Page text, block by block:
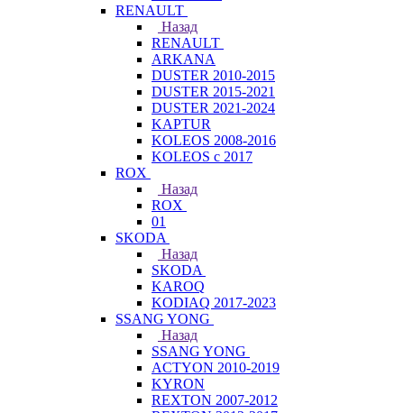
RENAULT
Назад
RENAULT
ARKANA
DUSTER 2010-2015
DUSTER 2015-2021
DUSTER 2021-2024
KAPTUR
KOLEOS 2008-2016
KOLEOS с 2017
ROX
Назад
ROX
01
SKODA
Назад
SKODA
KAROQ
KODIAQ 2017-2023
SSANG YONG
Назад
SSANG YONG
ACTYON 2010-2019
KYRON
REXTON 2007-2012